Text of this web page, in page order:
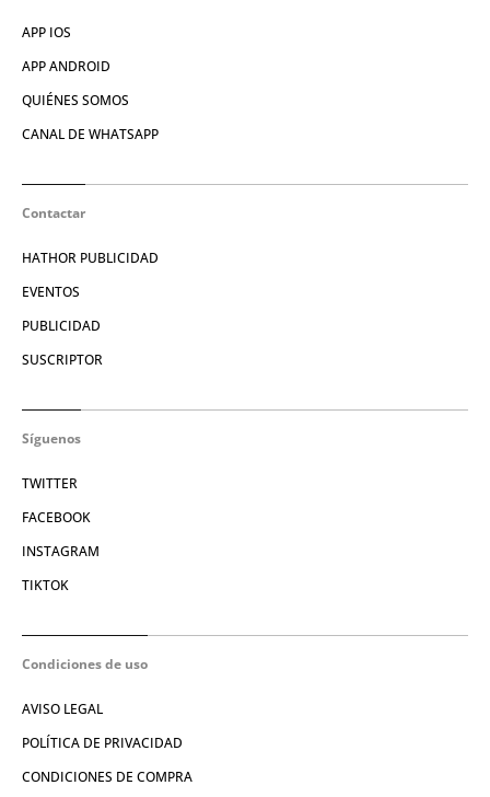
APP IOS
APP ANDROID
QUIÉNES SOMOS
CANAL DE WHATSAPP
Contactar
HATHOR PUBLICIDAD
EVENTOS
PUBLICIDAD
SUSCRIPTOR
Síguenos
TWITTER
FACEBOOK
INSTAGRAM
TIKTOK
Condiciones de uso
AVISO LEGAL
POLÍTICA DE PRIVACIDAD
CONDICIONES DE COMPRA